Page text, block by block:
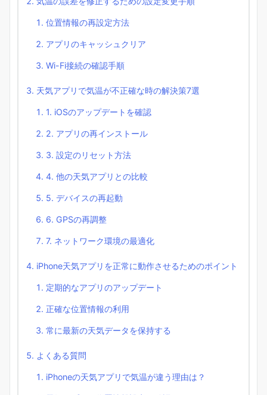
位置情報の再設定方法
アプリのキャッシュクリア
Wi-Fi接続の確認手順
天気アプリで気温が不正確な時の解決策7選
1. iOSのアップデートを確認
2. アプリの再インストール
3. 設定のリセット方法
4. 他の天気アプリとの比較
5. デバイスの再起動
6. GPSの再調整
7. ネットワーク環境の最適化
iPhone天気アプリを正常に動作させるためのポイント
定期的なアプリのアップデート
正確な位置情報の利用
常に最新の天気データを保持する
よくある質問
iPhoneの天気アプリで気温が違う理由は？